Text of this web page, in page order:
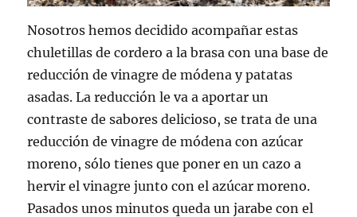
Nosotros hemos decidido acompañar estas
chuletillas de cordero a la brasa con una base de
reducción de vinagre de módena y patatas
asadas. La reducción le va a aportar un
contraste de sabores delicioso, se trata de una
reducción de vinagre de módena con azúcar
moreno, sólo tienes que poner en un cazo a
hervir el vinagre junto con el azúcar moreno.
Pasados unos minutos queda un jarabe con el